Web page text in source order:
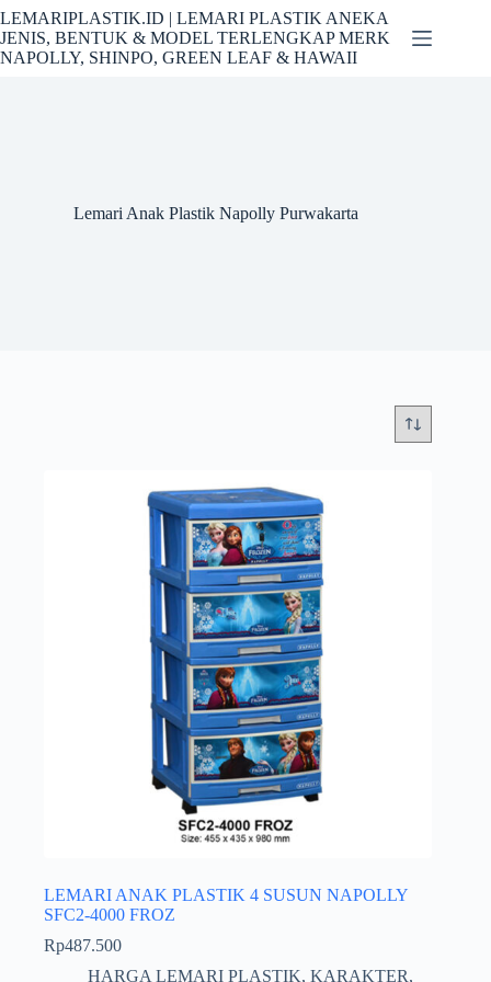
Skip
to
content
LEMARIPLASTIK.ID | LEMARI PLASTIK ANEKA
JENIS, BENTUK & MODEL TERLENGKAP MERK
NAPOLLY, SHINPO, GREEN LEAF & HAWAII
Lemari Anak Plastik Napolly Purwakarta
LEMARI ANAK PLASTIK 4 SUSUN NAPOLLY
SFC2-4000 FROZ
Rp487.500
HARGA LEMARI PLASTIK, KARAKTER,